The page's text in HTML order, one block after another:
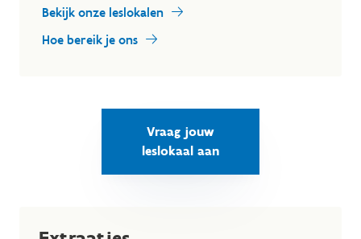
Bekijk onze leslokalen
Hoe bereik je ons
Vraag jouw
leslokaal aan